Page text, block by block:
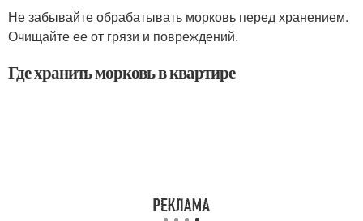
Не забывайте обрабатывать морковь перед хранением.
Очищайте ее от грязи и повреждений.
Где хранить морковь в квартире